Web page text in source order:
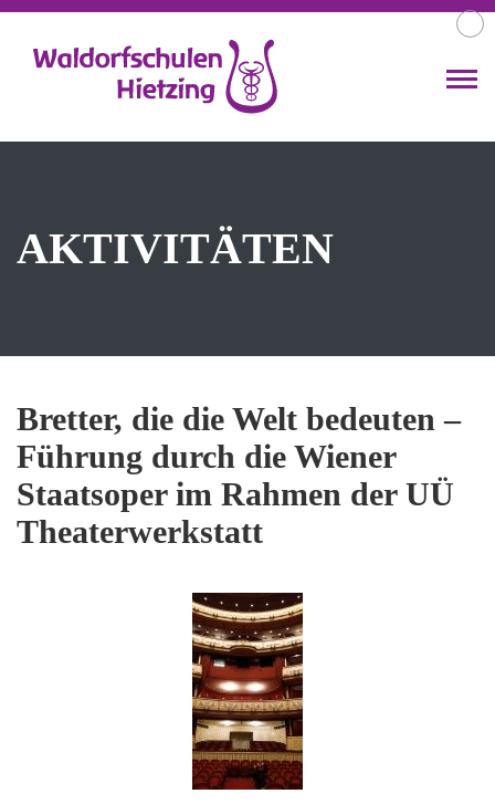
AKTIVITÄTEN
Bretter, die die Welt bedeuten –
Führung durch die Wiener
Staatsoper im Rahmen der UÜ
Theaterwerkstatt